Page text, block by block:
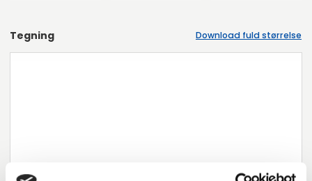
Tegning Download fuld størrelse